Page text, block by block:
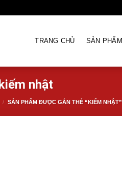
TRANG CHỦ SẢN PHẨM
kiếm nhật
/ SẢN PHẨM ĐƯỢC GẮN THẺ “KIẾM NHẬT”